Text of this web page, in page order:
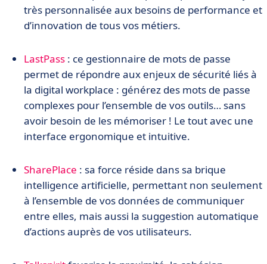
très personnalisée aux besoins de performance et
d’innovation de tous vos métiers.
LastPass : ce gestionnaire de mots de passe
permet de répondre aux enjeux de sécurité liés à
la digital workplace : générez des mots de passe
complexes pour l’ensemble de vos outils… sans
avoir besoin de les mémoriser ! Le tout avec une
interface ergonomique et intuitive.
SharePlace : sa force réside dans sa brique
intelligence artificielle, permettant non seulement
à l’ensemble de vos données de communiquer
entre elles, mais aussi la suggestion automatique
d’actions auprès de vos utilisateurs.